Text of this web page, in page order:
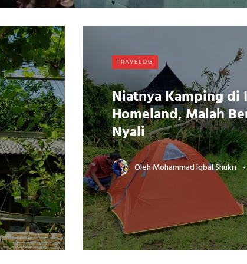
TRAVELOG
Niatnya Kamping di
Homeland, Malah
Nyali
OlehMohammad Iqbal Shukri